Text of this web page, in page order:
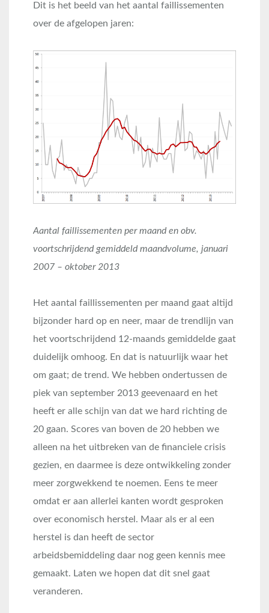
Dit is het beeld van het aantal faillissementen
over de afgelopen jaren:
Aantal faillissementen per maand en obv.
voortschrijdend gemiddeld maandvolume, januari
2007 – oktober 2013
Het aantal faillissementen per maand gaat altijd
bijzonder hard op en neer, maar de trendlijn van
het voortschrijdend 12-maands gemiddelde gaat
duidelijk omhoog. En dat is natuurlijk waar het
om gaat; de trend. We hebben ondertussen de
piek van september 2013 geevenaard en het
heeft er alle schijn van dat we hard richting de
20 gaan. Scores van boven de 20 hebben we
alleen na het uitbreken van de financiele crisis
gezien, en daarmee is deze ontwikkeling zonder
meer zorgwekkend te noemen. Eens te meer
omdat er aan allerlei kanten wordt gesproken
over economisch herstel. Maar als er al een
herstel is dan heeft de sector
arbeidsbemiddeling daar nog geen kennis mee
gemaakt. Laten we hopen dat dit snel gaat
veranderen.